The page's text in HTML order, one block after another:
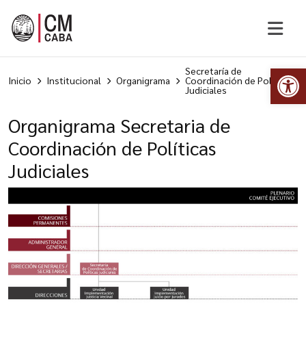
Inicio Institucional Organigrama
Secretaría de
Coordinación de Políticas
Judiciales
Organigrama Secretaria de
Coordinación de Políticas
Judiciales